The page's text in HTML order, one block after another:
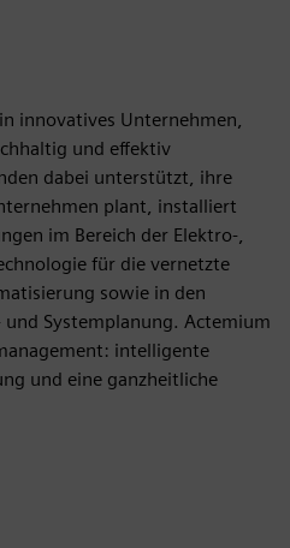
innovatives Unternehmen,
und effektiv
dabei unterstützt, ihre
plant, installiert
im Bereich der Elektro-,
für die vernetzte
sowie in den
und Systemplanung. Actemium
intelligente
und eine ganzheitliche